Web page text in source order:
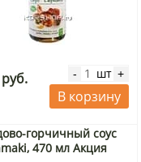
- шт +
В корзину
горчичный соус
470 мл Акция